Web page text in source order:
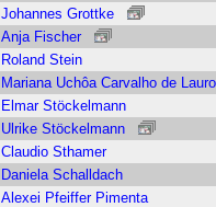
Johannes Grottke
Anja Fischer
Roland Stein
Mariana Uchôa Carvalho de Lauro
Elmar Stöckelmann
Ulrike Stöckelmann
Claudio Sthamer
Daniela Schalldach
Alexei Pfeiffer Pimenta